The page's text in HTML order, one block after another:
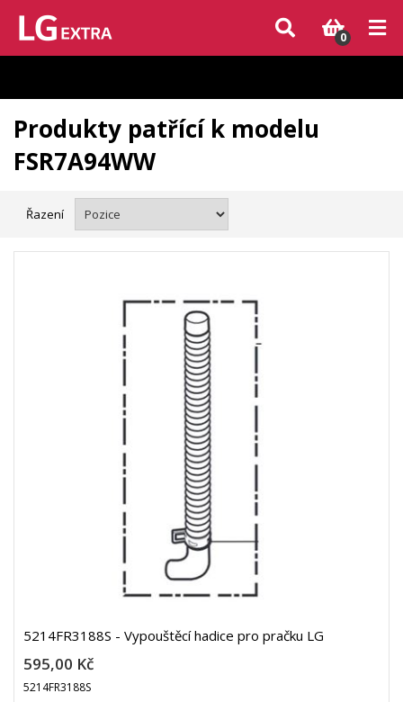
Vzhledem k aktuální situaci se může dodání dílů, které nejsou skladem,
zpozdit. Děkujeme za pochopení.
0
Produkty patřící k modelu
FSR7A94WW
Řazení
5214FR3188S - Vypouštěcí hadice pro pračku LG
595,00 Kč
5214FR3188S